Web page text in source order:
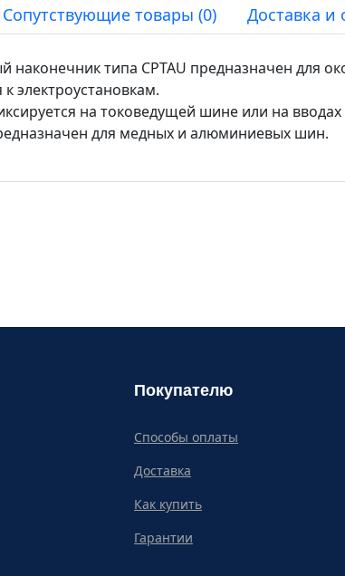
Сопутствующие товары (0) Доставка и
наконечник типа CPTAU предназначен для
электроустановкам.
на токоведущей шине или на вводах
для медных и алюминиевых шин.
Покупателю
Способы оплаты
Доставка
Как купить
Гарантии